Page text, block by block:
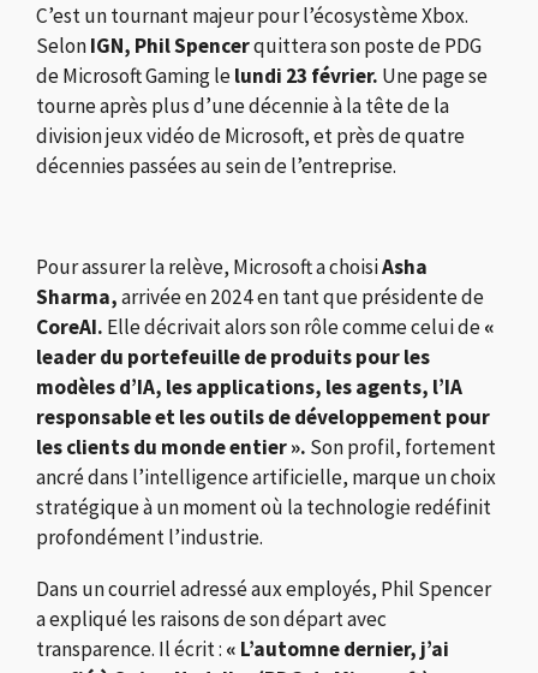
C’est un tournant majeur pour l’écosystème Xbox.
SelonIGN, Phil Spencerquittera son poste de PDG
deMicrosoft Gaminglelundi 23 février. Une page se
tourne après plus d’une décennie à la tête de la
division jeux vidéo deMicrosoft, et près de quatre
décennies passées au sein de l’entreprise.
Pour assurer la relève, Microsoft a choisiAsha
Sharma,arrivée en 2024 en tant que présidente de
CoreAI. Elle décrivait alors son rôle comme celui de«
leader du portefeuille de produits pour les
modèles d’IA, les applications, les agents, l’IA
responsable et les outils de développement pour
les clients du monde entier ». Son profil, fortement
ancré dans l’intelligence artificielle, marque un choix
stratégique à un moment où la technologie redéfinit
profondément l’industrie.
Dans un courriel adressé aux employés, Phil Spencer
a expliqué les raisons de son départ avec
transparence. Il écrit : « L’automne dernier, j’ai